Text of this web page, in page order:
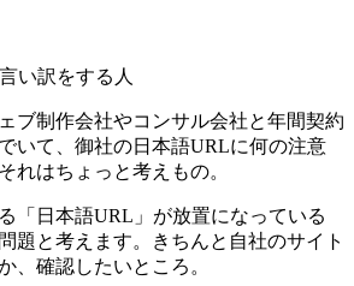
ブ制作会社やコンサル会社と年間契約
いて、御社の日本語URLに何の注意
れはちょっと考えもの。
「日本語URL」が放置になっている
題と考えます。きちんと自社のサイト
、確認したいところ。